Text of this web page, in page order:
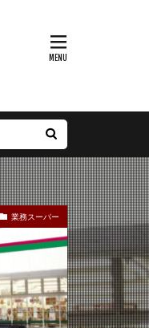
業務スーパー